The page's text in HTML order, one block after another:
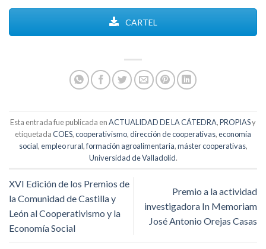
CARTEL
Esta entrada fue publicada enACTUALIDAD DE LA CÁTEDRA,PROPIASy
etiquetadaCOES,cooperativismo,dirección de cooperativas,economía
social,empleo rural,formación agroalimentaria,máster cooperativas,
Universidad de Valladolid.
XVI Edición de los Premios de
la Comunidad de Castilla y
León al Cooperativismo y la
Economía Social
Premio a la actividad
investigadora In Memoriam
José Antonio Orejas Casas